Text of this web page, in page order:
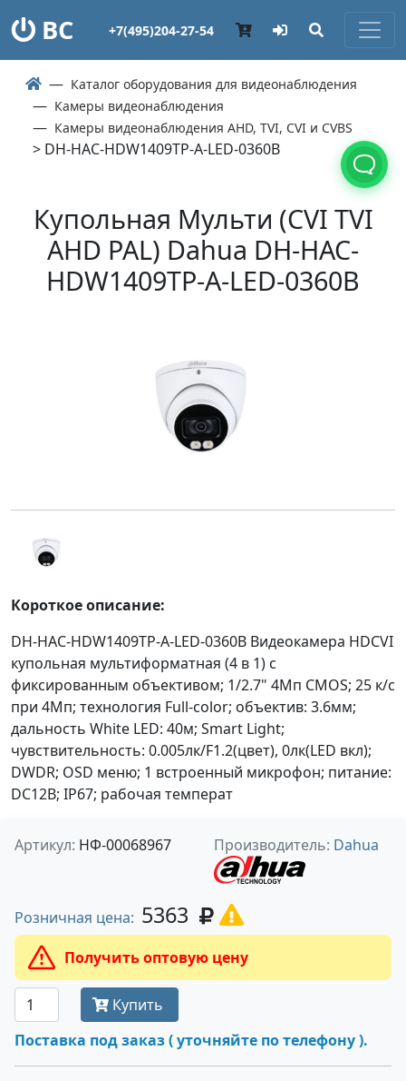
ВС +7(495)204-27-54
Каталог оборудования для видеонаблюдения
Камеры видеонаблюдения
Камеры видеонаблюдения AHD, TVI, CVI и CVBS
> DH-HAC-HDW1409TP-A-LED-0360B
Купольная Мульти (СVI TVI
AHD PAL) Dahua DH-HAC-
HDW1409TP-A-LED-0360B
Короткое описание:
DH-HAC-HDW1409TP-A-LED-0360B Видеокамера HDCVI
купольная мультиформатная (4 в 1) с
фиксированным объективом; 1/2.7" 4Mп CMOS; 25 к/с
при 4Мп; технология Full-color; объектив: 3.6мм;
дальность White LED: 40м; Smart Light;
чувствительность: 0.005лк/F1.2(цвет), 0лк(LED вкл);
DWDR; OSD меню; 1 встроенный микрофон; питание:
DC12В; IP67; рабочая температ
Артикул: НФ-00068967 Производитель: Dahua
Розничная цена: 5363
Получить оптовую цену
Купить
Поставка под заказ ( уточняйте по телефону ).